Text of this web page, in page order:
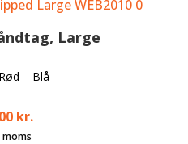
Large
– Blå
kr.